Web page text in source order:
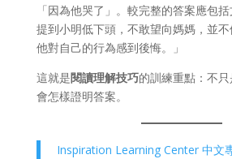
「因為他哭了」。較完整的答案應包
提到小明低下頭，不敢望向媽媽，並
他對自己的行為感到後悔。」
這就是閱讀理解技巧的訓練重點：不
會怎樣證明答案。
Inspiration Learning Center 中文